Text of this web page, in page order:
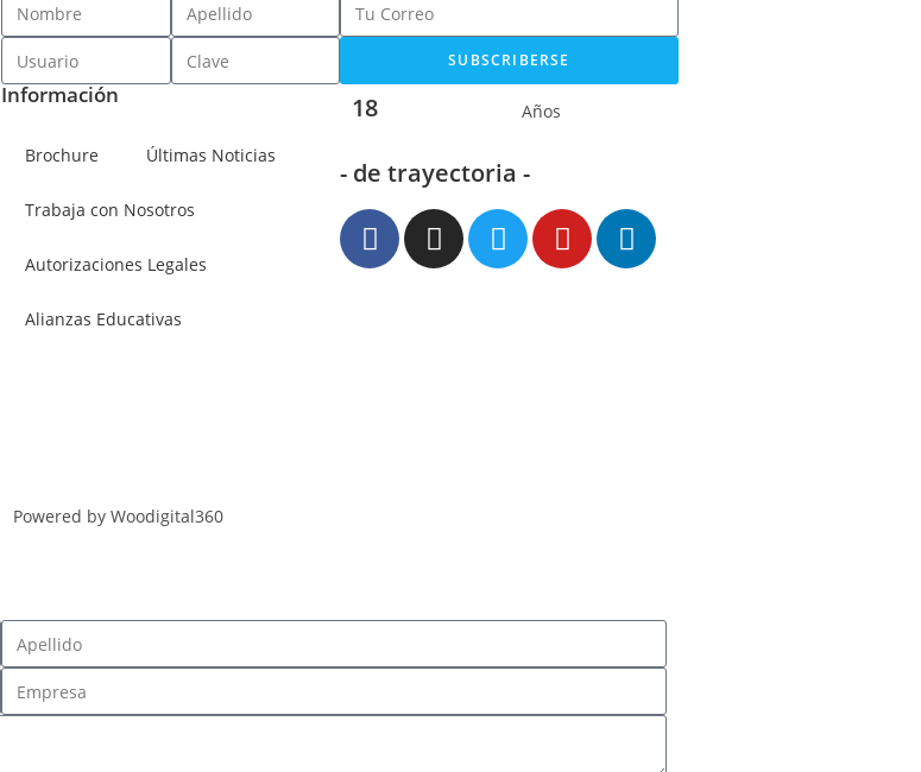
SUBSCRIBERSE
Información
Brochure Últimas Noticias
Trabaja con Nosotros
Autorizaciones Legales
Alianzas Educativas
18 Años
- de trayectoria -
Powered by Woodigital360